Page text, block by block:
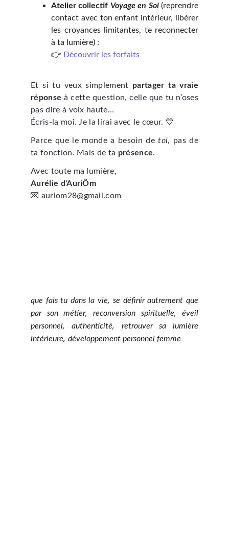
Atelier collectif Voyage en Soi(reprendre
contact avec ton enfant intérieur, libérer
les croyances limitantes, te reconnecter
à ta lumière) :
👉 Découvrir les forfaits
Et si tu veux simplement partager ta vraie
réponse à cette question, celle que tu n’oses
pas dire à voix haute…
Écris-la moi. Je la lirai avec le cœur. 💛
Parce que le monde a besoin detoi,
pas de
ta fonction. Mais de ta présence.
Avec toute ma lumière,
Aurélie d'AuriÔm
💌 auriom28@gmail.com
que fais tu dans la vie,se définir autrement que
par son métier,reconversion spirituelle,éveil
personnel,authenticité,
retrouver sa lumière
intérieure, développement personnel femme